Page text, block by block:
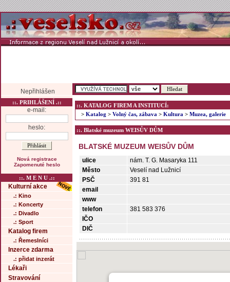
Nepřihlášen
::. PRIHLÁŠENÍ .::
e-mail:
heslo:
Nová registrace
Zapomenuté heslo
::. M E N U .::
Kulturní akce
.: Kino
.: Koncerty
.: Divadlo
.: Sport
Katalog firem
.: Řemeslníci
Inzerce zdarma
.: přidat inzerát
Lékaři
Stravování
::. KATALOG FIREM A INSTITUCÍ:
> Katalog > Volný čas, zábava > Kultura > Muzea, galerie
::. Blatské muzeum WEISŮV DŮM
BLATSKÉ MUZEUM WEISŮV DŮM
ulice
nám. T. G. Masaryka 111
Město
Veselí nad Lužnicí
PSČ
391 81
email
www
telefon
381 583 376
IČO
DIČ